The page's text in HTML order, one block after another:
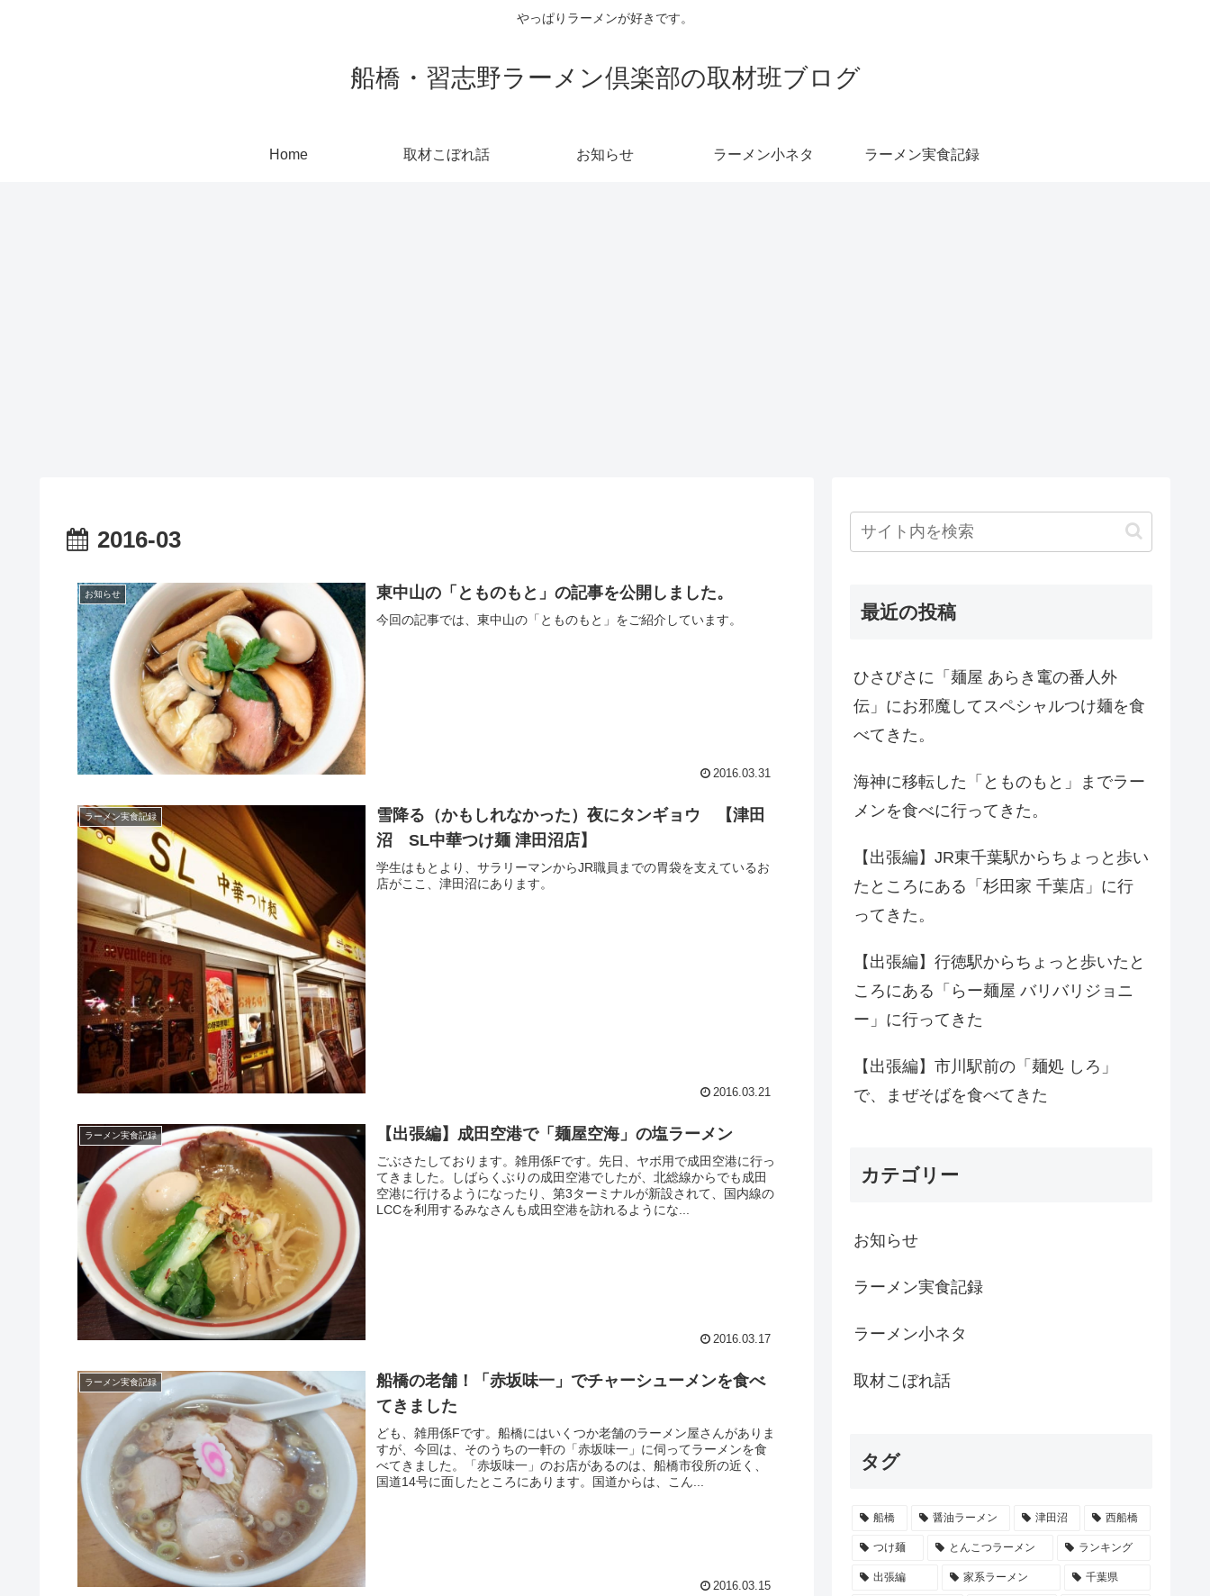
やっぱりラーメンが好きです。
船橋・習志野ラーメン倶楽部の取材班ブログ
Home 取材こぼれ話 お知らせ ラーメン小ネタ ラーメン実食記録
2016-03
お知らせ 東中山の「とものもと」の記事を公開しました。
今回の記事では、東中山の「とものもと」をご紹介しています。
2016.03.31
ラーメン実食記録
雪降る（かもしれなかった）夜にタンギョウ 【津田
沼 SL中華つけ麺 津田沼店】
学生はもとより、サラリーマンからJR職員までの胃袋を支えているお
店がここ、津田沼にあります。
2016.03.21
ラーメン実食記録 【出張編】成田空港で「麺屋空海」の塩ラーメン
ごぶさたしております。雑用係Fです。先日、ヤボ用で成田空港に行っ
てきました。しばらくぶりの成田空港でしたが、北総線からでも成田
空港に行けるようになったり、第3ターミナルが新設されて、国内線の
LCCを利用するみなさんも成田空港を訪れるようにな...
2016.03.17
ラーメン実食記録
船橋の老舗！「赤坂味一」でチャーシューメンを食べ
てきました
ども、雑用係Fです。船橋にはいくつか老舗のラーメン屋さんがありま
すが、今回は、そのうちの一軒の「赤坂味一」に伺ってラーメンを食
べてきました。「赤坂味一」のお店があるのは、船橋市役所の近く、
国道14号に面したところにあります。国道からは、こん...
2016.03.15
最近の投稿
ひさびさに「麺屋 あらき竃の番人外
伝」にお邪魔してスペシャルつけ麺を食
べてきた。
海神に移転した「とものもと」までラー
メンを食べに行ってきた。
【出張編】JR東千葉駅からちょっと歩い
たところにある「杉田家 千葉店」に行
ってきた。
【出張編】行徳駅からちょっと歩いたと
ころにある「らー麺屋 バリバリジョニ
ー」に行ってきた
【出張編】市川駅前の「麺処 しろ」
で、まぜそばを食べてきた
カテゴリー
お知らせ
ラーメン実食記録
ラーメン小ネタ
取材こぼれ話
タグ
船橋 醤油ラーメン 津田沼 西船橋
つけ麺 とんこつラーメン ランキング
出張編 家系ラーメン 千葉県